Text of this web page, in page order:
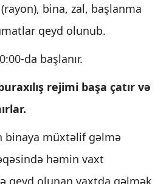
bina, zal, başlanma
qeyd olunub.
da başlanır.
rejimi başa çatır və
binaya müxtəlif gəlmə
həmin vaxt